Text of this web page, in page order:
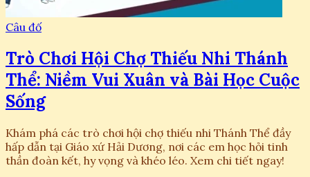
Câu đố
Trò Chơi Hội Chợ Thiếu Nhi Thánh
Thể: Niềm Vui Xuân và Bài Học Cuộc
Sống
Khám phá các trò chơi hội chợ thiếu nhi Thánh Thể đầy
hấp dẫn tại Giáo xứ Hải Dương, nơi các em học hỏi tinh
thần đoàn kết, hy vọng và khéo léo. Xem chi tiết ngay!